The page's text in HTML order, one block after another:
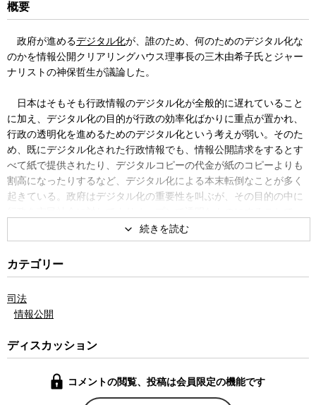
概要
政府が進めるデジタル化が、誰のため、何のためのデジタル化な
のかを情報公開クリアリングハウス理事長の三木由希子氏とジャー
ナリストの神保哲生が議論した。
日本はそもそも行政情報のデジタル化が全般的に遅れていること
に加え、デジタル化の目的が行政の効率化ばかりに重点が置かれ、
行政の透明化を進めるためのデジタル化という考えが弱い。そのた
め、既にデジタル化された行政情報でも、情報公開請求をするとす
べて紙で提供されたり、デジタルコピーの代金が紙のコピーよりも
割高になったりするなど、デジタル化による本末転倒なことが多く
起きている。政府はデジタル化の重要性を叫ぶが、その目的の中に
市民が情報公開を利用しやすくするという視点が根本から欠けてい
るといわざるを得ない。
2019年にデジタル手続法が成立し、行政手続は原則オンラインで
のための基本10原則」の最上段に「オープン・透明」が記されてい
る。これを見る限り、政府が進める情報公開のデジタル化は行政を
し、驚いたことにここでいう「透明」とはオンラインツールを導入
透明性を高めるという意味合いは含まれていないのだという。オン
ライン化というデジタル化は今後も推進されていくが、それが自動
カテゴリー
司法
情報公開
ディスカッション
コメントの閲覧、投稿は会員限定の機能です